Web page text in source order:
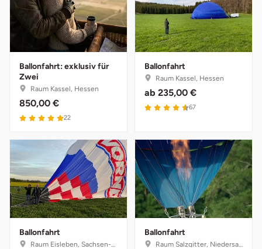
Ballonfahrt: exklusiv für
Zwei
Raum Kassel, Hessen
850,00 €
22
Ballonfahrt
Raum Kassel, Hessen
ab 235,00 €
67
Ballonfahrt
Raum Eisleben, Sachsen-Anhalt
Ballonfahrt
Raum Salzgitter, Niedersachsen
Bruchköbel
Burghausen
Calw
Cloppenburg
Coburg
Cottbus
Münster
Oberlausitz
Pirna
Ruhrgebiet
Strausberg (Berlin/Brandenburg)
Sömmerda
Sangerhausen
Suhl
Unterwellenborn
Weißenfels
Witterda